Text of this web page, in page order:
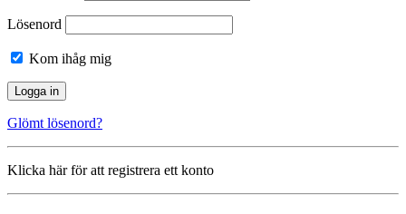
Lösenord
Kom ihåg mig
Glömt lösenord?
Klicka här för att registrera ett konto